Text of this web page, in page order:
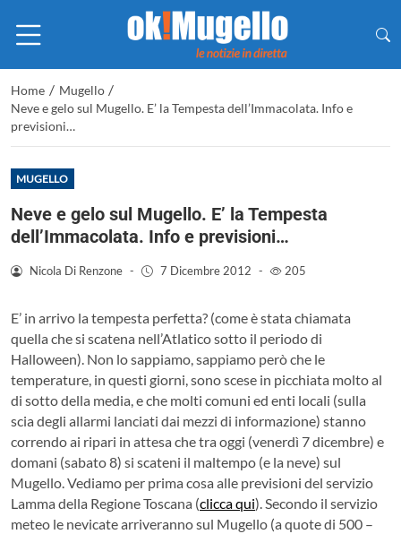
Home / Mugello /
Neve e gelo sul Mugello. E’ la Tempesta dell’Immacolata. Info e
previsioni…
MUGELLO
Neve e gelo sul Mugello. E’ la Tempesta
dell’Immacolata. Info e previsioni…
Nicola Di Renzone - 7 Dicembre 2012 - 205
E’ in arrivo la tempesta perfetta? (come è stata chiamata
quella che si scatena nell’Atlatico sotto il periodo di
Halloween). Non lo sappiamo, sappiamo però che le
temperature, in questi giorni, sono scese in picchiata molto al
di sotto della media, e che molti comuni ed enti locali (sulla
scia degli allarmi lanciati dai mezzi di informazione) stanno
correndo ai ripari in attesa che tra oggi (venerdì 7 dicembre) e
domani (sabato 8) si scateni il maltempo (e la neve) sul
Mugello. Vediamo per prima cosa alle previsioni del servizio
Lamma della Regione Toscana (clicca qui). Secondo il servizio
meteo le nevicate arriveranno sul Mugello (a quote di 500 –